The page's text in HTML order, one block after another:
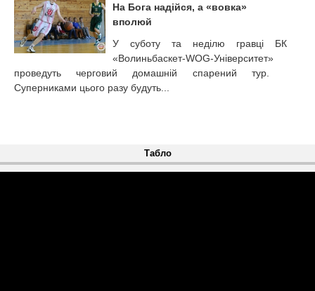
На Бога надійся, а «вовка»
вполюй
У суботу та неділю гравці БК
«Волиньбаскет-WOG-Університет»
проведуть черговий домашній спарений тур.
Суперниками цього разу будуть...
Табло